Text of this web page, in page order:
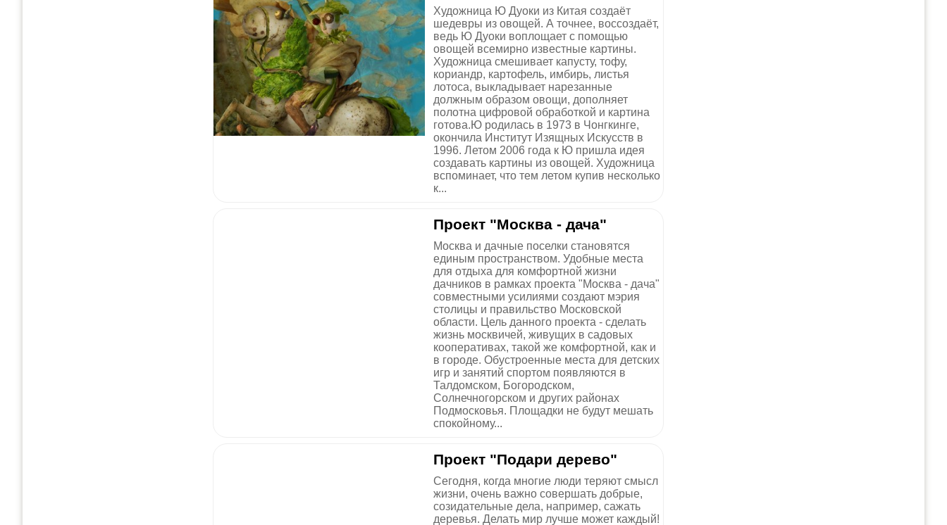
Художница Ю Дуоки из Китая создаёт
шедевры из овощей. А точнее, воссоздаёт,
ведь Ю Дуоки воплощает с помощью
овощей всемирно известные картины.
Художница смешивает капусту, тофу,
кориандр, картофель, имбирь, листья
лотоса, выкладывает нарезанные
должным образом овощи, дополняет
полотна цифровой обработкой и картина
готова.Ю родилась в 1973 в Чонгкинге,
окончила Институт Изящных Искусств в
1996. Летом 2006 года к Ю пришла идея
создавать картины из овощей. Художница
вспоминает, что тем летом купив несколько
к...
Проект "Москва - дача"
Москва и дачные поселки становятся
единым пространством. Удобные места
для отдыха для комфортной жизни
дачников в рамках проекта "Москва - дача"
совместными усилиями создают мэрия
столицы и правильство Московской
области. Цель данного проекта - сделать
жизнь москвичей, живущих в садовых
кооперативах, такой же комфортной, как и
в городе. Обустроенные места для детских
игр и занятий спортом появляются в
Талдомском, Богородском,
Солнечногорском и других районах
Подмосковья. Площадки не будут мешать
спокойному...
Проект "Подари дерево"
Сегодня, когда многие люди теряют смысл
жизни, очень важно совершать добрые,
созидательные дела, например, сажать
деревья. Делать мир лучше может каждый!